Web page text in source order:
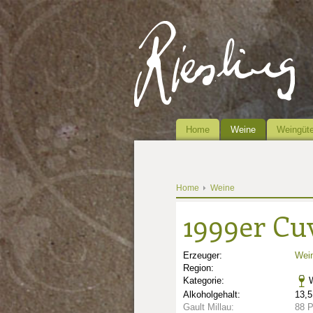
Home Weine
Home Weine
1999er
Erzeuger:
Region:
Kategorie:
Alkoholgehalt:
Gault Millau:
88